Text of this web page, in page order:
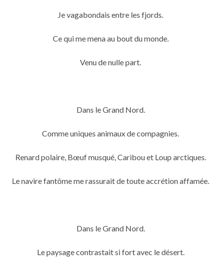
Je vagabondais entre les fjords.
Ce qui me mena au bout du monde.
Venu de nulle part.
Dans le Grand Nord.
Comme uniques animaux de compagnies.
Renard polaire, Bœuf musqué, Caribou et Loup arctiques.
Le navire fantôme me rassurait de toute accrétion affamée.
Dans le Grand Nord.
Le paysage contrastait si fort avec le désert.